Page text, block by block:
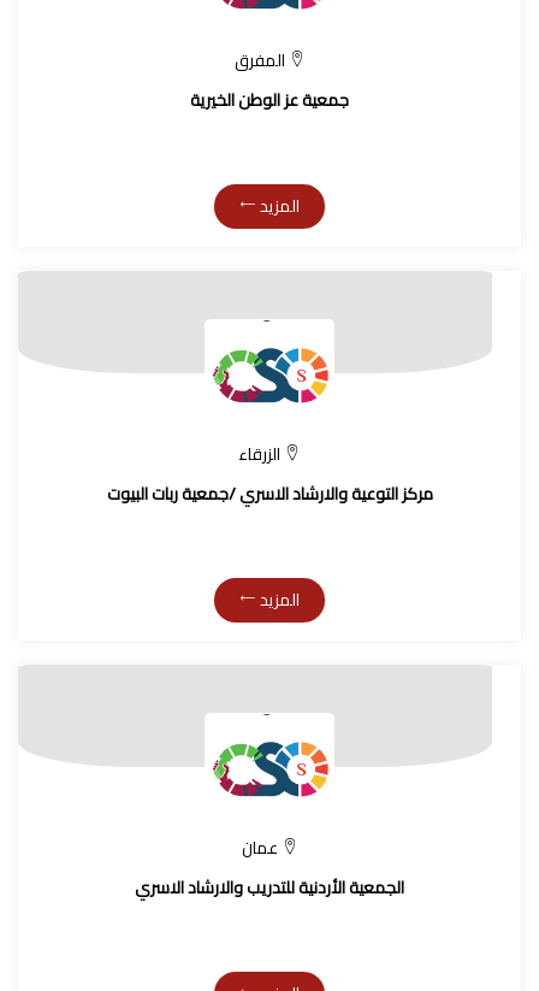
المفرق
جمعية عز الوطن الخيرية
المزيد
الزرقاء
مركز التوعية والارشاد الاسري /جمعية ربات البيوت
المزيد
عمان
الجمعية الأردنية للتدريب والارشاد الاسري